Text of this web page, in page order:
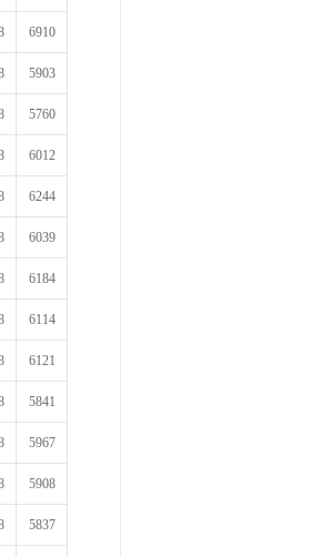
6910
5903
5760
6012
6244
6039
6184
6114
6121
5841
5967
5908
5837